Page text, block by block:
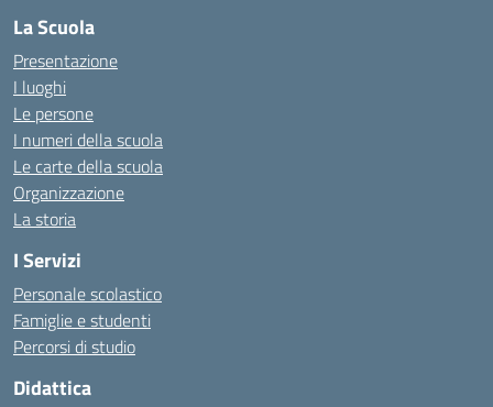
La Scuola
Presentazione
I luoghi
Le persone
I numeri della scuola
Le carte della scuola
Organizzazione
La storia
I Servizi
Personale scolastico
Famiglie e studenti
Percorsi di studio
Didattica